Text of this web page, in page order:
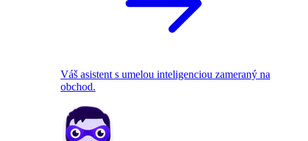
Váš asistent s umelou inteligenciou zameraný na
obchod.